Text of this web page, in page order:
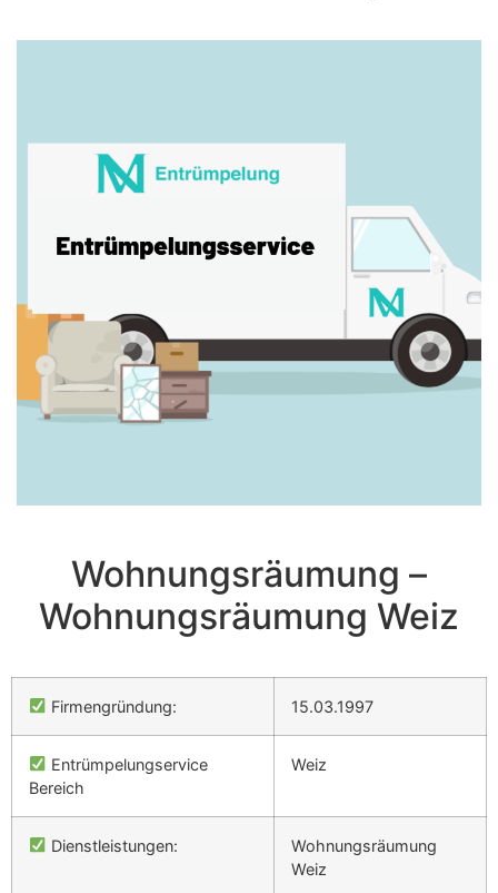
Wohnungsräumung –
Wohnungsräumung Weiz
Firmengründung: 15.03.1997
Entrümpelungservice
Bereich
Weiz
Dienstleistungen:
Wohnungsräumung
Weiz